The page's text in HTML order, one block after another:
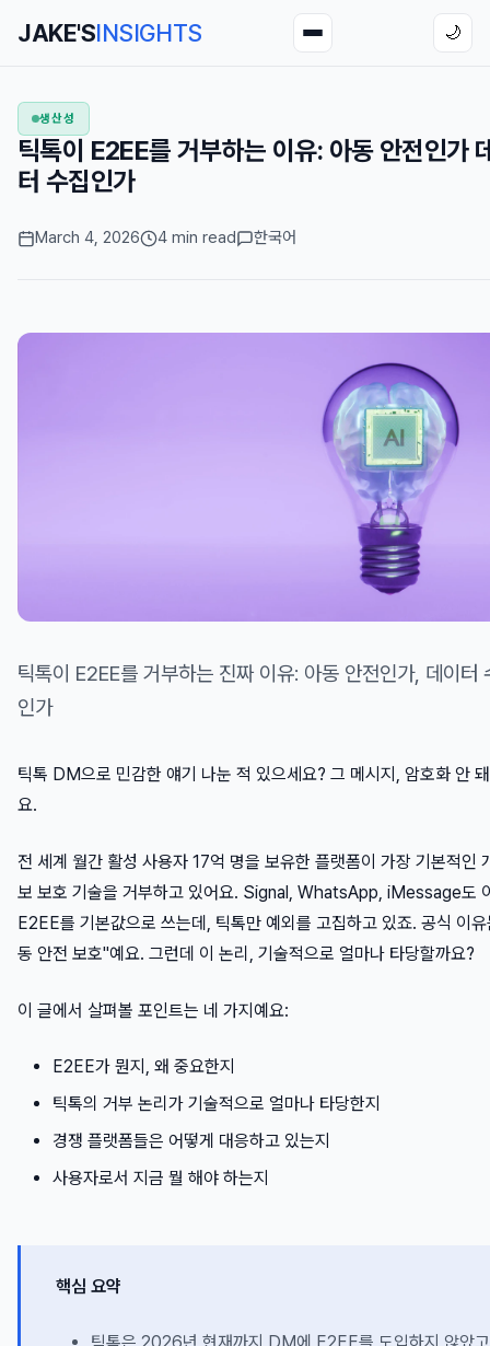
JAKE'SINSIGHTS 🌙
생산성
틱톡이 E2EE를 거부하는 이유: 아동 안전인가
터 수집인가
March 4, 2026 4 min read 한국어
틱톡이 E2EE를 거부하는 진짜 이유: 아동 안전인가, 데이터
인가
틱톡 DM으로 민감한 얘기 나눈 적 있으세요? 그 메시지, 암호화 안
요.
전 세계 월간 활성 사용자 17억 명을 보유한 플랫폼이 가장 기본적인
보 보호 기술을 거부하고 있어요. Signal, WhatsApp, iMessage도
E2EE를 기본값으로 쓰는데, 틱톡만 예외를 고집하고 있죠. 공식 이
동 안전 보호"예요. 그런데 이 논리, 기술적으로 얼마나 타당할까요?
이 글에서 살펴볼 포인트는 네 가지예요:
E2EE가 뭔지, 왜 중요한지
틱톡의 거부 논리가 기술적으로 얼마나 타당한지
경쟁 플랫폼들은 어떻게 대응하고 있는지
사용자로서 지금 뭘 해야 하는지
핵심 요약